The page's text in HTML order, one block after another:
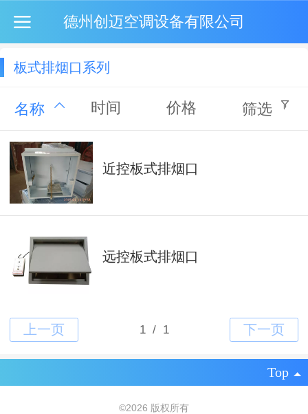
德州创迈空调设备有限公司
板式排烟口系列
名称 时间 价格 筛选
近控板式排烟口
远控板式排烟口
Top
©2026 版权所有